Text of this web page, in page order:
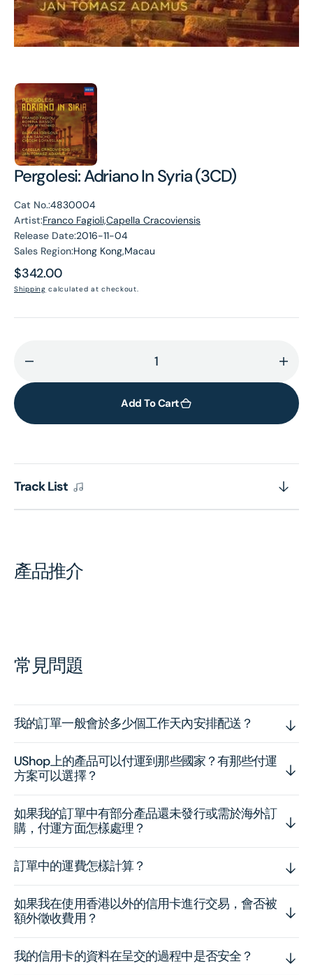
Pergolesi: Adriano In Syria (3CD)
Cat No.:4830004
Artist:Franco Fagioli,Capella Cracoviensis
Release Date:2016-11-04
Sales Region:Hong Kong,Macau
Regular
price
$342.00
Shipping calculated at checkout.
quantity
Pergolesi:
Syria
(3CD)
for
Syria
Add To Cart
Track List
產品推介
常見問題
我的訂單一般會於多少個工作天內安排配送？
UShop上的產品可以付運到那些國家？有那些付運
方案可以選擇？
如果我的訂單中有部分產品還未發行或需於海外訂
購，付運方面怎樣處理？
訂單中的運費怎樣計算？
如果我在使用香港以外的信用卡進行交易，會否被
額外徵收費用？
我的信用卡的資料在呈交的過程中是否安全？